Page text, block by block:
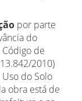
por parte
do
de
2010)
do Solo
obra está de